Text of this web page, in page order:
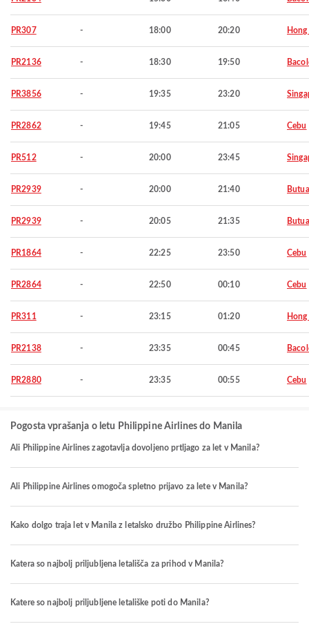
PR307 - 18:00 20:20
PR2136 - 18:30 19:50
PR3856 - 19:35 23:20
PR2862 - 19:45 21:05 Cebu
PR512 - 20:00 23:45
PR2939 - 20:00 21:40
PR2939 - 20:05 21:35
PR1864 - 22:25 23:50 Cebu
PR2864 - 22:50 00:10 Cebu
PR311 - 23:15 01:20
PR2138 - 23:35 00:45
PR2880 - 23:35 00:55 Cebu
Pogosta vprašanja o letu Philippine Airlines do Manila
Ali Philippine Airlines zagotavlja dovoljeno prtljago za let v Manila?
Ali Philippine Airlines omogoča spletno prijavo za lete v Manila?
Kako dolgo traja let v Manila z letalsko družbo Philippine Airlines?
Katera so najbolj priljubljena letališča za prihod v Manila?
Katere so najbolj priljubljene letališke poti do Manila?